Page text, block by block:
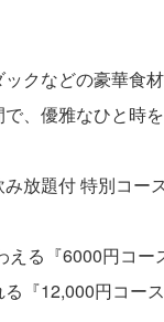
クなどの豪華食
、優雅なひと時を
放題付 特別コー
る『6000円コー
『12,000円コース